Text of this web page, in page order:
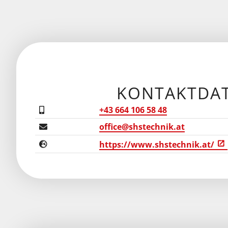
+43 664 106 58 48
office@shstechnik.at
https://www.shstechnik.at/